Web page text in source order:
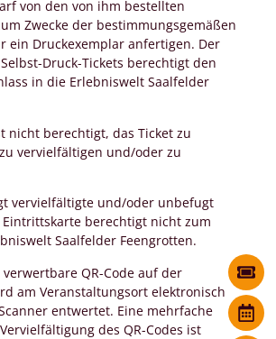
von den von ihm bestellten
Zwecke der bestimmungsgemäßen
ein Druckexemplar anfertigen. Der
Druck-Tickets berechtigt den
in die Erlebniswelt Saalfelder
nicht berechtigt, das Ticket zu
vervielfältigen und/oder zu
vervielfältigte und/oder unbefugt
berechtigt nicht zum
Saalfelder Feengrotten.
QR-Code auf der
am Veranstaltungsort elektronisch
entwertet. Eine mehrfache
des QR-Codes ist